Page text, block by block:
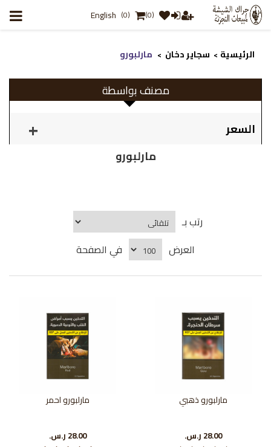
(0)
(0)
English
الرئيسية > سجاير دخان > مارلبورو
مصنف بواسطة
السعر
مارلبورو
رتب بـ
العرض
في الصفحة
مارلبورو ذهبي
28.00 ر.س.‏
مارلبورو احمر
28.00 ر.س.‏